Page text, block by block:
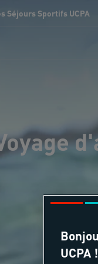
Séjours Sportifs UCPA
UCPA !